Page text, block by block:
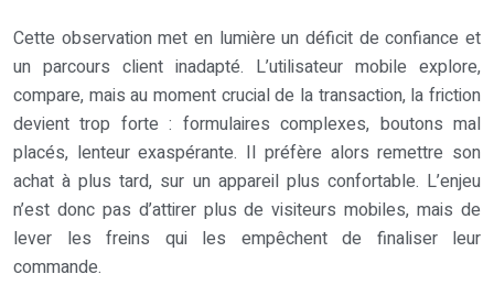
Cette observation met en lumière un déficit de confiance et
un parcours client inadapté. L’utilisateur mobile explore,
compare, mais au moment crucial de la transaction, la friction
devient trop forte : formulaires complexes, boutons mal
placés, lenteur exaspérante. Il préfère alors remettre son
achat à plus tard, sur un appareil plus confortable. L’enjeu
n’est donc pas d’attirer plus de visiteurs mobiles, mais de
lever les freins qui les empêchent de finaliser leur
commande.